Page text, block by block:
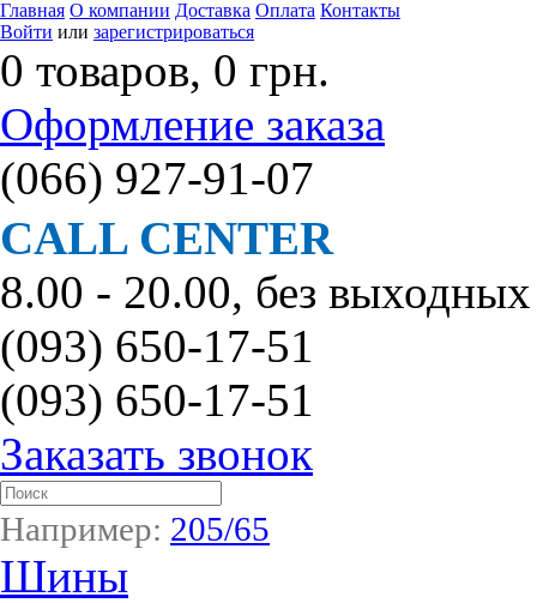
Главная О компании Доставка Оплата Контакты
Войти или зарегистрироваться
0 товаров, 0 грн.
Оформление заказа
(066) 927-91-07
CALL CENTER
8.00 - 20.00, без выходных
(093) 650-17-51
(093) 650-17-51
Заказать звонок
Например: 205/65
Шины